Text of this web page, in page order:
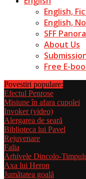
English,
English,
SFF
About Us
Free E-
Povestiri populare:
Efectul Penrose
Misiune în afara cupolei
Invoker (video)
Alergarea de seară
Biblioteca lui Pavel
Rejuvenare
Falia
Arhivele Dincolo-
Axa lui Heron
Jumătatea goală